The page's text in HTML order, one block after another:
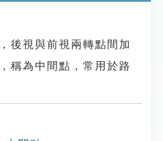
後視與前視兩轉點間加
稱為中間點，常用於路